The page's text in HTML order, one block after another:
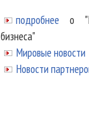
подробнее о
бизнеса"
Мировые новости
Новости